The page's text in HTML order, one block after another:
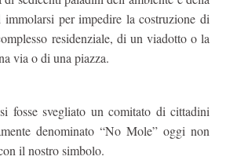
immolarsi per impedire la costruzione di
residenziale, di un viadotto o la
via o di una piazza.
fosse svegliato un comitato di cittadini
denominato “No Mole” oggi non
il nostro simbolo.